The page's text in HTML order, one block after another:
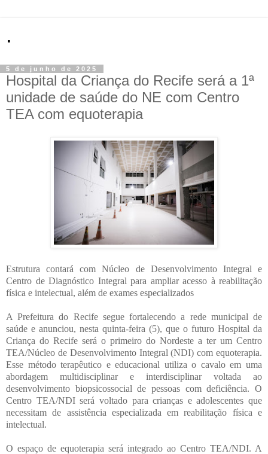
.
5 de junho de 2025
Hospital da Criança do Recife será a 1ª
unidade de saúde do NE com Centro
TEA com equoterapia
Estrutura contará com Núcleo de Desenvolvimento Integral e
Centro de Diagnóstico Integral para ampliar acesso à reabilitação
física e intelectual, além de exames especializados
A Prefeitura do Recife segue fortalecendo a rede municipal de
saúde e anunciou, nesta quinta-feira (5), que o futuro Hospital da
Criança do Recife será o primeiro do Nordeste a ter um Centro
TEA/Núcleo de Desenvolvimento Integral (NDI) com equoterapia.
Esse método terapêutico e educacional utiliza o cavalo em uma
abordagem multidisciplinar e interdisciplinar voltada ao
desenvolvimento biopsicossocial de pessoas com deficiência. O
Centro TEA/NDI será voltado para crianças e adolescentes que
necessitam de assistência especializada em reabilitação física e
intelectual.
O espaço de equoterapia será integrado ao Centro TEA/NDI. A